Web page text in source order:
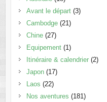
Avant le départ(3)
Cambodge(21)
Chine(27)
Equipement(1)
Itinéraire & calendrier(2)
Japon(17)
Laos (22)
Nos aventures (181)